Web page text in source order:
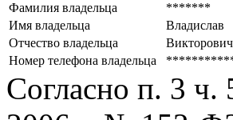
Фамилия владельца
*******
Имя владельца
Владислав
Отчество владельца
Викторович
Номер телефона владельца
Согласно п. 3 ч.